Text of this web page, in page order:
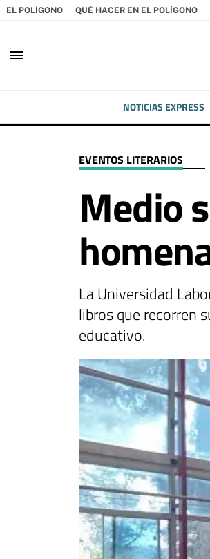
EL POLÍGONO QUÉ HACER EN EL POLÍGONO
menu
NOTICIAS EXPRESS
EVENTOS LITERARIOS
Medio
La Universidad
libros que recorren
educativo.